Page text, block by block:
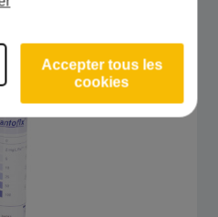
Accepter tous les
cookies